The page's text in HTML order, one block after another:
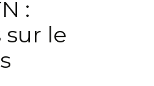
:
sur le